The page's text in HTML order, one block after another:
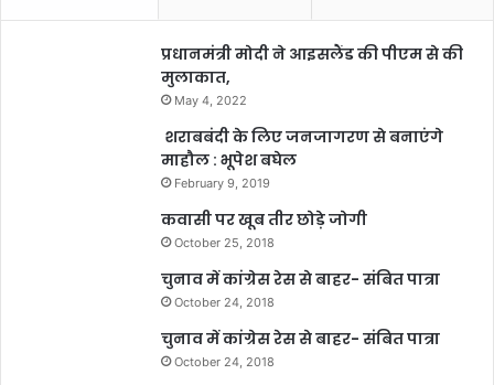
प्रधानमंत्री मोदी ने आइसलैंड की पीएम से की
मुलाकात,
May 4, 2022
शराबबंदी के लिए जनजागरण से बनाएंगे
माहौल : भूपेश बघेल
February 9, 2019
कवासी पर खूब तीर छोड़े जोगी
October 25, 2018
चुनाव में कांग्रेस रेस से बाहर- संबित पात्रा
October 24, 2018
चुनाव में कांग्रेस रेस से बाहर- संबित पात्रा
October 24, 2018